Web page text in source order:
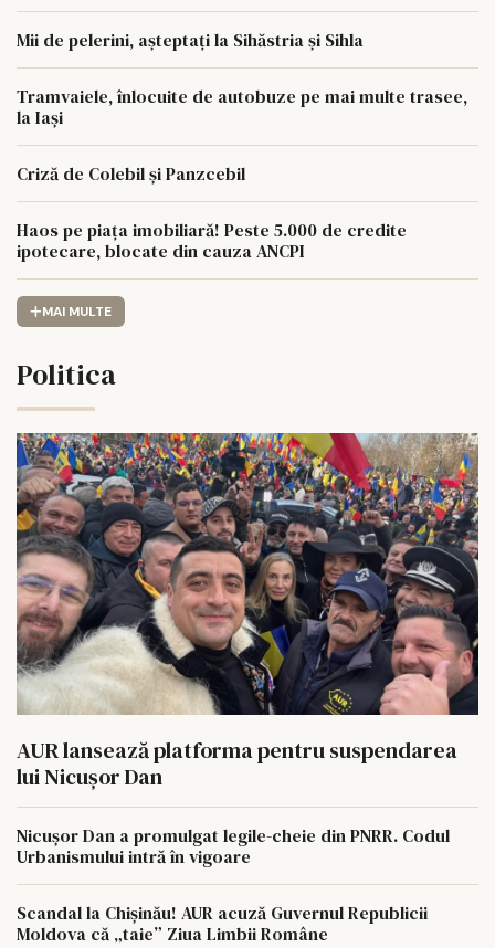
Mii de pelerini, așteptați la Sihăstria și Sihla
Tramvaiele, înlocuite de autobuze pe mai multe trasee,
la Iași
Criză de Colebil și Panzcebil
Haos pe piața imobiliară! Peste 5.000 de credite
ipotecare, blocate din cauza ANCPI
MAI MULTE
Politica
AUR lansează platforma pentru suspendarea
lui Nicușor Dan
Nicușor Dan a promulgat legile-cheie din PNRR. Codul
Urbanismului intră în vigoare
Scandal la Chișinău! AUR acuză Guvernul Republicii
Moldova că „taie” Ziua Limbii Române